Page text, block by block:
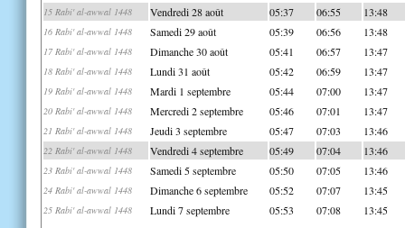
15 Rabi' al-awwal 1448 Vendredi 28 août 05:37 06:55 13:48
16 Rabi' al-awwal 1448 Samedi 29 août 05:39 06:56 13:48
17 Rabi' al-awwal 1448 Dimanche 30 août 05:41 06:57 13:47
18 Rabi' al-awwal 1448 Lundi 31 août 05:42 06:59 13:47
19 Rabi' al-awwal 1448 Mardi 1 septembre 05:44 07:00 13:47
20 Rabi' al-awwal 1448 Mercredi 2 septembre 05:46 07:01 13:47
21 Rabi' al-awwal 1448 Jeudi 3 septembre 05:47 07:03 13:46
22 Rabi' al-awwal 1448 Vendredi 4 septembre 05:49 07:04 13:46
23 Rabi' al-awwal 1448 Samedi 5 septembre 05:50 07:05 13:46
24 Rabi' al-awwal 1448 Dimanche 6 septembre 05:52 07:07 13:45
25 Rabi' al-awwal 1448 Lundi 7 septembre 05:53 07:08 13:45